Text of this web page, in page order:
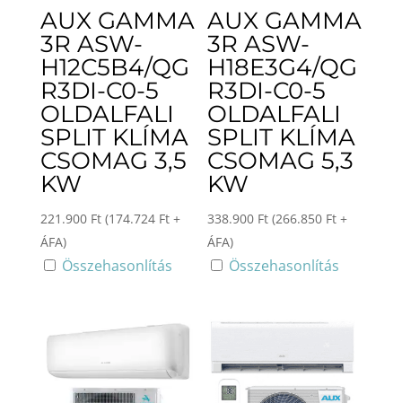
AUX GAMMA
3R ASW-
H12C5B4/QG
R3DI-C0-5
OLDALFALI
SPLIT KLÍMA
CSOMAG 3,5
KW
221.900 Ft (174.724 Ft+
ÁFA)
Összehasonlítás
AUX GAMMA
3R ASW-
H18E3G4/QG
R3DI-C0-5
OLDALFALI
SPLIT KLÍMA
CSOMAG 5,3
KW
338.900 Ft (266.850 Ft +
ÁFA)
Összehasonlítás